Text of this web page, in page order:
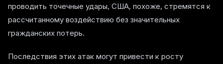
проводить точечные удары, США, похоже, стремятся к
рассчитанному воздействию без значительных
гражданских потерь.
Последствия этих атак могут привести к росту